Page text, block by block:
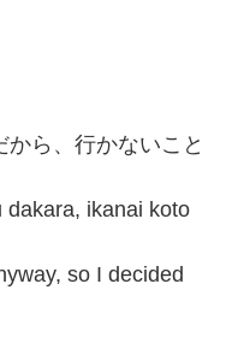
ら、行かないこと
dakara, ikanai koto
so I decided